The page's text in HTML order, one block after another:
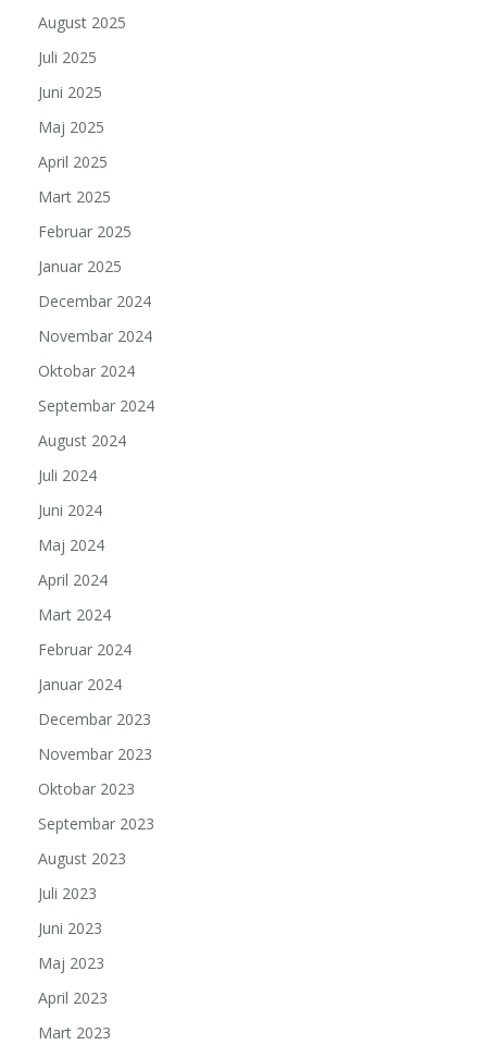
August 2025
Juli 2025
Juni 2025
Maj 2025
April 2025
Mart 2025
Februar 2025
Januar 2025
Decembar 2024
Novembar 2024
Oktobar 2024
Septembar 2024
August 2024
Juli 2024
Juni 2024
Maj 2024
April 2024
Mart 2024
Februar 2024
Januar 2024
Decembar 2023
Novembar 2023
Oktobar 2023
Septembar 2023
August 2023
Juli 2023
Juni 2023
Maj 2023
April 2023
Mart 2023